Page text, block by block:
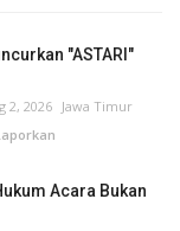
"ASTARI"
2, 2026 Jawa Timur
Acara Bukan